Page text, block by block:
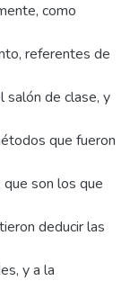
como
referentes de
de clase, y
que fueron
son los que
deducir las
y a la